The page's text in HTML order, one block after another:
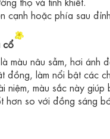
cạnh hoặc phía sau
cổ
màu nâu sẫm, hơi
đồng, làm nổi bật các
niệm, màu sắc này
hơn so với đồng sáng